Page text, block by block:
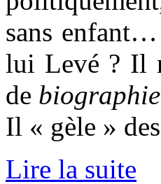
sans
lui Levé ? Il
de
Il « gèle »
Lire la suite